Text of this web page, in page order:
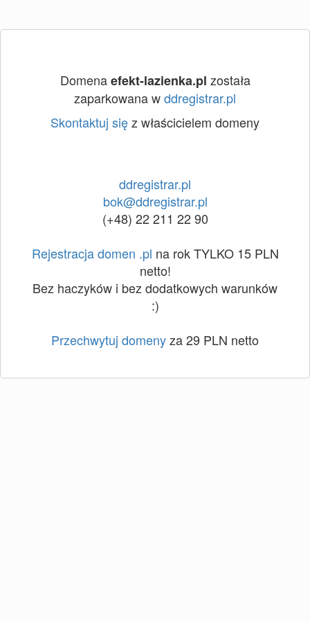
Domenaefekt-lazienka.pl została
zaparkowana wddregistrar.pl
Skontaktuj sięz właścicielem domeny
ddregistrar.pl
bok@ddregistrar.pl
(+48) 22 211 22 90
Rejestracja domen .pl na rok TYLKO 15 PLN
netto!
Bez haczyków i bez dodatkowych warunków
:)
Przechwytuj domenyza 29 PLN netto